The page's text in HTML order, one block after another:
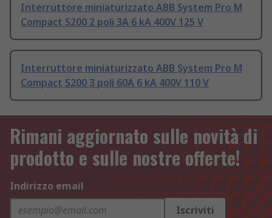
Interruttore miniaturizzato ABB System Pro M
Compact S200 2 poli 3A 6 kA 400V 125 V
Interruttore miniaturizzato ABB System Pro M
Compact S200 3 poli 60A 6 kA 400V 110 V
Rimani aggiornato sulle novità di
prodotto e sulle nostre offerte!
Indirizzo email
Iscriviti